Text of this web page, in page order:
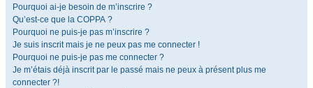
Pourquoi ai-je besoin de m’inscrire ?
Qu’est-ce que la COPPA ?
Pourquoi ne puis-je pas m’inscrire ?
Je suis inscrit mais je ne peux pas me connecter !
Pourquoi ne puis-je pas me connecter ?
Je m’étais déjà inscrit par le passé mais ne peux à présent plus me
connecter ?!